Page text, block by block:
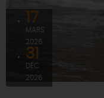
17
MARS
2026
31
DÉC
2026